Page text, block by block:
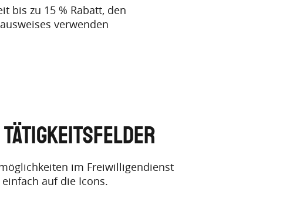
bis zu 15 % Rabatt, den
verwenden
im Freiwilligendienst
auf die Icons.